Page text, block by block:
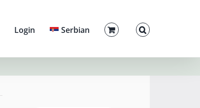
Login Serbian